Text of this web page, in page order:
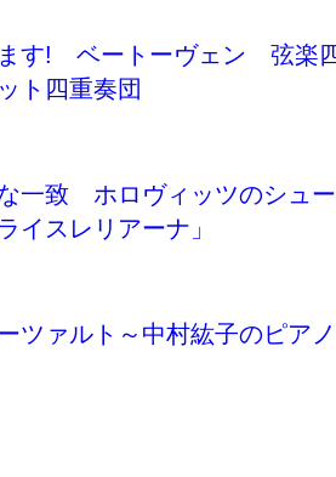
す! ベートーヴェン 弦楽
ト四重奏団
一致 ホロヴィッツのシュ
イスレリアーナ」
ツァルト～中村紘子のピア